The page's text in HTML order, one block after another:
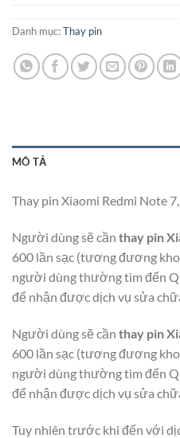
Danh mục:Thay pin
MÔ TẢ
Thay pin Xiaomi Redmi Note
Người dùng sẽ cần thay pin
600 lần sạc (tương đương
người dùng thường tìm đến
để nhận được dịch vụ sửa
Người dùng sẽ cần thay pin
600 lần sạc (tương đương
người dùng thường tìm đến
để nhận được dịch vụ sửa
Tuy nhiên trước khi đến với